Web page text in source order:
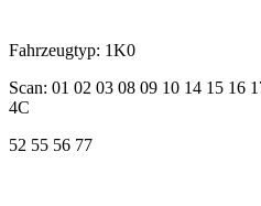
Fahrzeugtyp: 1K0
Scan: 01 02 03 08 09 10 14 15 16
4C
52 55 56 77